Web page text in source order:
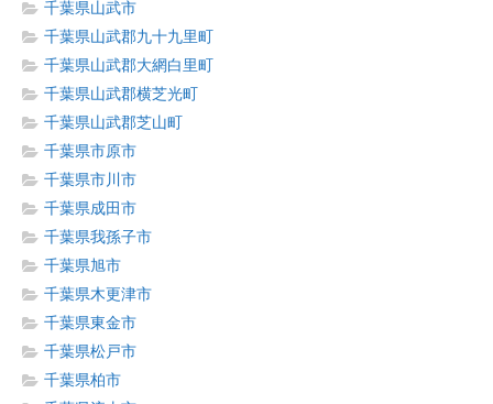
千葉県山武市
千葉県山武郡九十九里町
千葉県山武郡大網白里町
千葉県山武郡横芝光町
千葉県山武郡芝山町
千葉県市原市
千葉県市川市
千葉県成田市
千葉県我孫子市
千葉県旭市
千葉県木更津市
千葉県東金市
千葉県松戸市
千葉県柏市